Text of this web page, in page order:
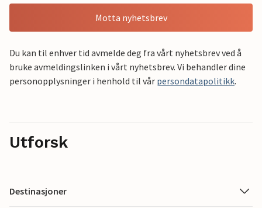
Motta nyhetsbrev
Du kan til enhver tid avmelde deg fra vårt nyhetsbrev ved å
bruke avmeldingslinken i vårt nyhetsbrev. Vi behandler dine
personopplysninger i henhold til vår persondatapolitikk.
Utforsk
Destinasjoner